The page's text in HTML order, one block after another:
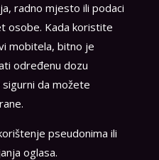
radno mjesto ili podaci
osobe. Kada koristite
mobitela, bitno je
određenu dozu
da možete
pseudonima ili
oglasa.